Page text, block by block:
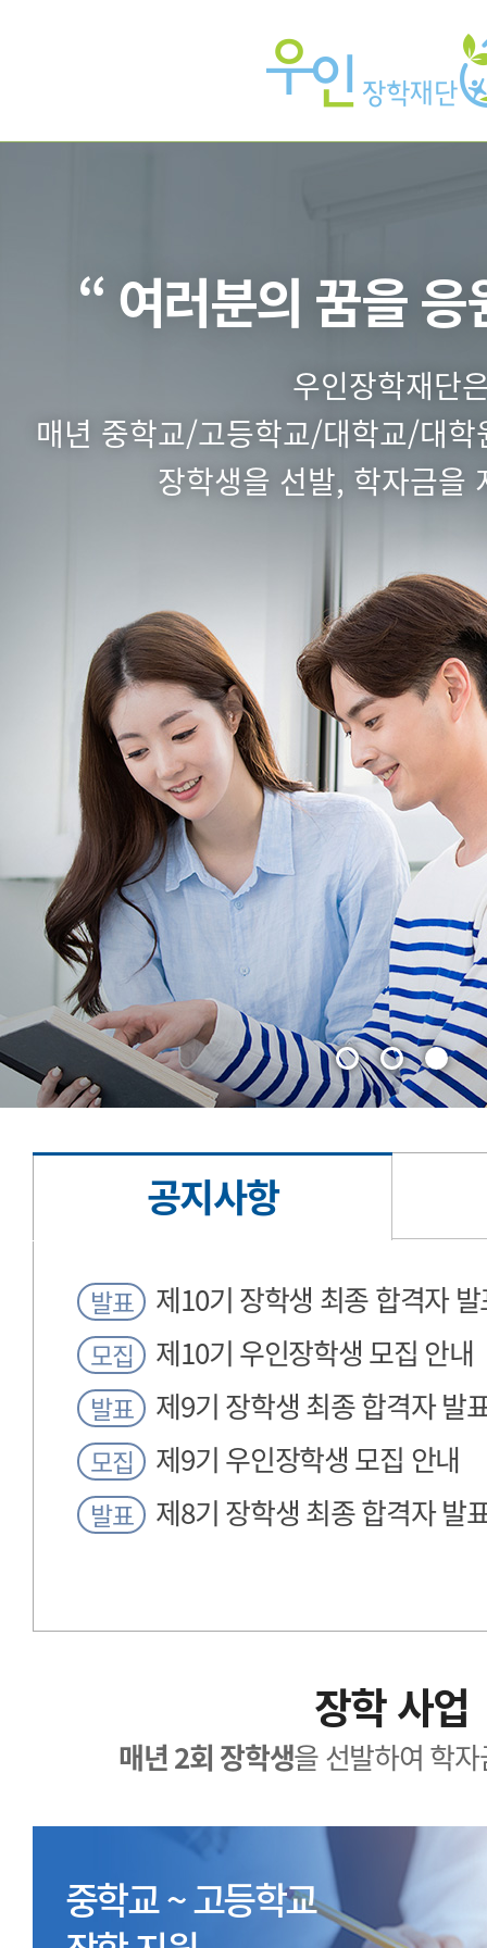
상으로
공지사항
공
지
사
항
발표 제10기 장학생 최종 합격자
모집 제10기 우인장학생 모집 안내
발표 제9기 장학생 최종 합격자 발
모집 제9기 우인장학생 모집 안내
발표 제8기 장학생 최종 합격자 발
장학 사업
매년 2회 장학생을 선발하여 학
중학교 ~ 고등학교